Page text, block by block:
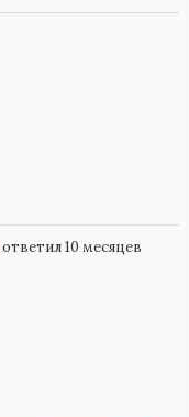
ответил 10 месяцев